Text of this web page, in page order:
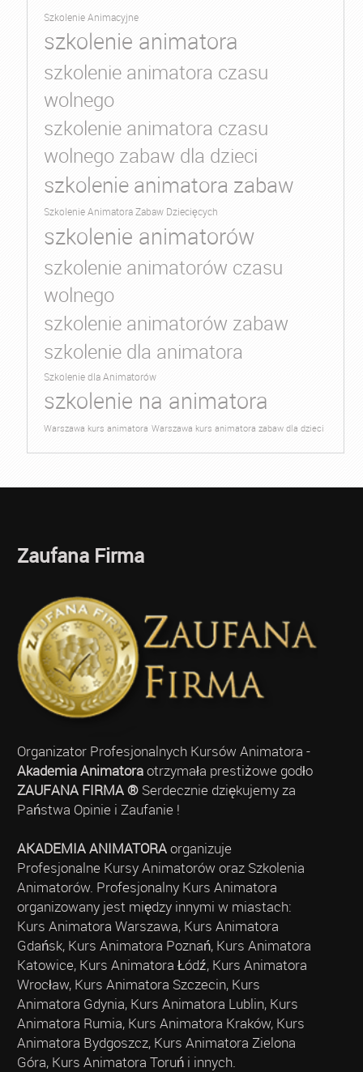
Szkolenie Animacyjne
szkolenie animatora
szkolenie animatora czasu
wolnego
szkolenie animatora czasu
wolnego zabaw dla dzieci
szkolenie animatora zabaw
Szkolenie Animatora Zabaw Dziecięcych
szkolenie animatorów
szkolenie animatorów czasu
wolnego
szkolenie animatorów zabaw
szkolenie dla animatora
Szkolenie dla Animatorów
szkolenie na animatora
Warszawa kurs animatora Warszawa kurs animatora zabaw dla dzieci
Zaufana Firma
Organizator Profesjonalnych Kursów Animatora -
Akademia Animatoraotrzymała prestiżowe godło
ZAUFANA FIRMA ®Serdecznie dziękujemy za
Państwa Opinie i Zaufanie !
AKADEMIA ANIMATORAorganizuje
Profesjonalne Kursy Animatorów oraz Szkolenia
Animatorów. Profesjonalny Kurs Animatora
organizowany jest między innymi w miastach:
Kurs Animatora Warszawa, Kurs Animatora
Gdańsk, Kurs Animatora Poznań, Kurs Animatora
Katowice, Kurs Animatora Łódź, Kurs Animatora
Wrocław, Kurs Animatora Szczecin, Kurs
Animatora Gdynia, Kurs Animatora Lublin, Kurs
Animatora Rumia, Kurs Animatora Kraków, Kurs
Animatora Bydgoszcz, Kurs Animatora Zielona
Góra, Kurs Animatora Toruń i innych.